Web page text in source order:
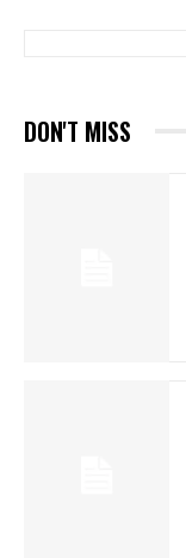
DON'T MISS